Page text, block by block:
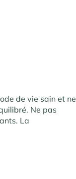
de vie sain et ne
Ne pas
La